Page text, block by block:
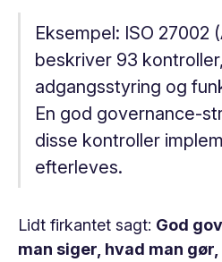
Eksempel: ISO 27002
beskriver 93
adgangsstyring og
En god governance-
disse kontroller
efterleves.
Lidt firkantet sagt: God
man siger, hvad man